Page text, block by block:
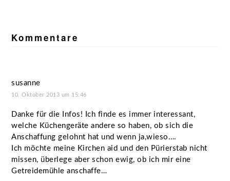
Kommentare
susanne
10. Oktober 2013 um 15:46
Danke für die Infos! Ich finde es immer interessant,
welche Küchengeräte andere so haben, ob sich die
Anschaffung gelohnt hat und wenn ja,wieso….
Ich möchte meine Kirchen aid und den Pürierstab nicht
missen, überlege aber schon ewig, ob ich mir eine
Getreidemühle anschaffe…